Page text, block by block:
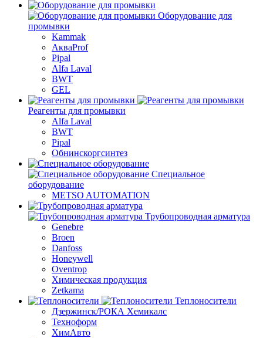
Оборудование для
промывки
Kammak
АкваProf
Pipal
Alfa Laval
BWT
GEL
Реагенты для промывки
Alfa Laval
BWT
Pipal
Обнинскоргсинтез
Специальное
оборудование
METSO AUTOMATION
Трубопроводная арматура
Genebre
Broen
Danfoss
Honeywell
Oventrop
Химическая продукция
Zetkama
Теплоносители
Дзержинск/РОКА Хемикалс
Техноформ
ХимАвто